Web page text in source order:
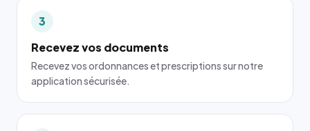
3
Recevez vos documents
Recevez vos ordonnances et prescriptions sur notre
application sécurisée.